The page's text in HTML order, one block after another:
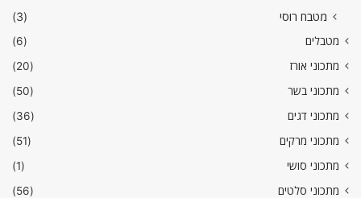
מטבח רוסי
(3)
מטבלים
(6)
מתכוני אורז
(20)
מתכוני בשר
(50)
מתכוני דגים
(36)
מתכוני מרקים
(51)
מתכוני סושי
(1)
מתכוני סלטים
(56)